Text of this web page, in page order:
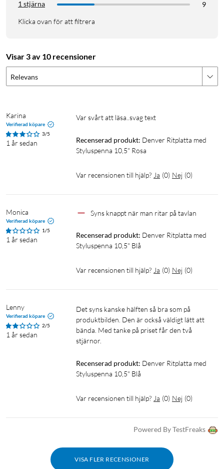
1 stjärna
9
Klicka ovan för att filtrera
Visar 3 av 10 recensioner
Relevans
Karina
Verifierad köpare
3/5
1 år sedan
Var svårt att läsa..svag text
Recenserad produkt: Denver Ritplatta med
Styluspenna 10,5" Rosa
Var recensionen till hjälp? Ja (0) Nej (0)
Monica
Verifierad köpare
1/5
1 år sedan
Syns knappt när man ritar på tavlan
Recenserad produkt: Denver Ritplatta med
Styluspenna 10,5" Blå
Var recensionen till hjälp? Ja (0) Nej (0)
Lenny
Verifierad köpare
2/5
1 år sedan
Det syns kanske hälften så bra som på
produktbilden. Den är också väldigt lätt att
bända. Med tanke på priset får den två
stjärnor.
Recenserad produkt: Denver Ritplatta med
Styluspenna 10,5" Blå
Var recensionen till hjälp? Ja (0) Nej (0)
Powered By TestFreaks
VISA FLER RECENSIONER